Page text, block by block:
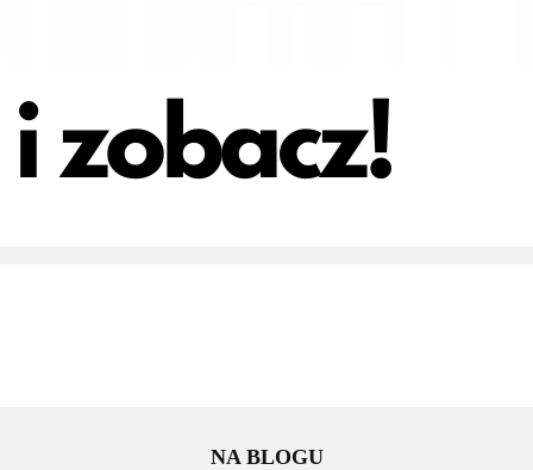
NA BLOGU